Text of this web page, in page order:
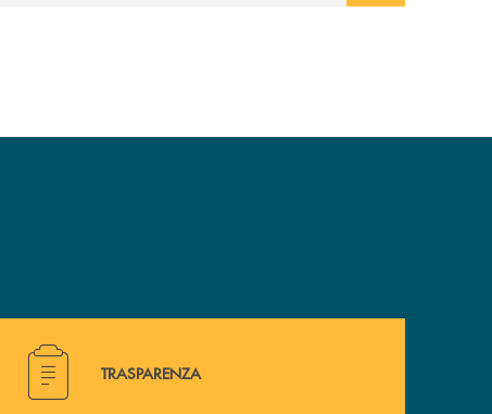
Hai bisogno di alcuni documenti ? Vai alla pagina
TRASPARENZA